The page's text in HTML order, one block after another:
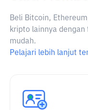
Beli Bitcoin,
kripto lainnya dengan
mudah.
Pelajari lebih lanjut